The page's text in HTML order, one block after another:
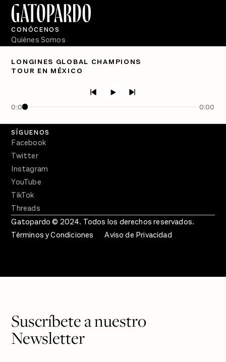
LONGINES GLOBAL CHAMPIONS
TOUR EN MÉXICO
0:00 0:00
CONÓCENOS
Quiénes Somos
PÓDCASTS
Crecer en Distopía
SÍGUENOS
Facebook
Twitter
Instagram
YouTube
TikTok
Threads
Gatopardo © 2024. Todos los derechos reservados.
Términos y Condiciones
Aviso de Privacidad
Suscríbete a nuestro
Newsletter